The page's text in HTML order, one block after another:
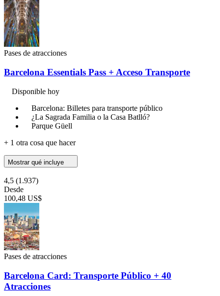
Pases de atracciones
Barcelona Essentials Pass + Acceso Transporte
Disponible hoy
Barcelona: Billetes para transporte público
¿La Sagrada Familia o la Casa Batlló?
Parque Güell
+ 1 otra cosa que hacer
Mostrar qué incluye
4,5 (1.937)
Desde
100,48 US$
Pases de atracciones
Barcelona Card: Transporte Público + 40
Atracciones